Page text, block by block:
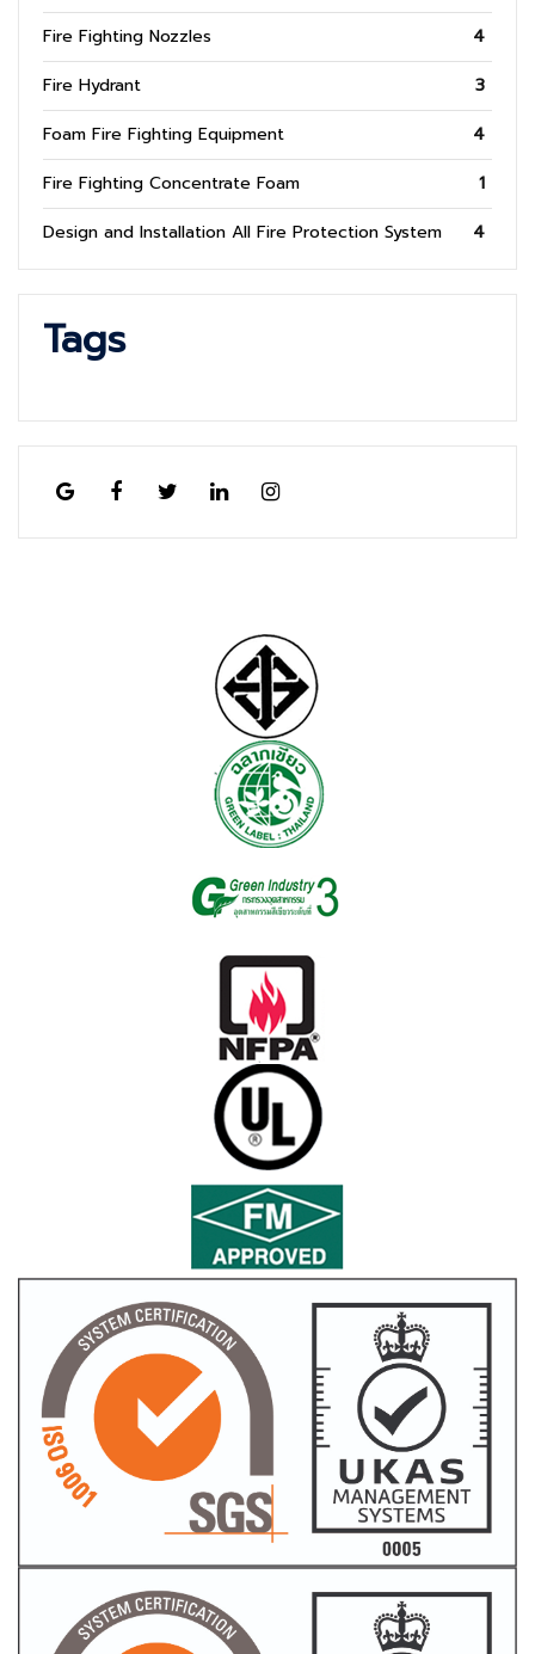
Fire Fighting Nozzles
4
Fire Hydrant
3
Foam Fire Fighting Equipment
4
Fire Fighting Concentrate Foam
1
Design and Installation All Fire Protection System
4
Tags